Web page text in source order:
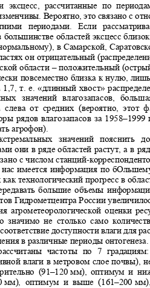
эксцесс, рассчитанные по
. Вероятно, это связано с
периодами. Если
большинстве областей эксцесс
в Самарской,
он отрицательный
области–положительный
повсеместно близка к нулю,
1,7, т. е. «длинный хвост»
значений влагозапасов,
слева от средних (вероятно, этот
рядов влагозапасов за 1958–1999
агрофон).
значений
они в ряде областей растут, а в
с числом станций-
нас имеется информация по
как технологический прогресс в
большие объемы
Гидрометцентра России
агрометеорологической оценки
значимо не столько само
доступности влаги для
в различные периоды
частоты по 7
влаги в метровом слое почвы),
(91–120мм), оптимум и
мм), оптимум и выше (161–200